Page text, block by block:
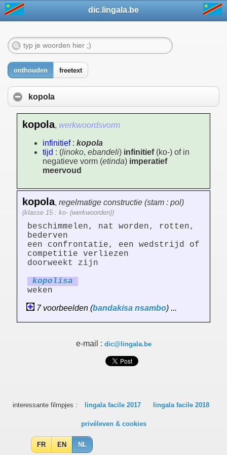
dic.lingala.be
onthouden freetext
kopola
kopola, werkwoordsvorm
infinitief: kopola
tijd : (linoko, ebandeli) infinitief(ko-) of in
negatieve vorm (etinda) imperatief
meervoud
kopola, regelmatige constructie (stam : pol)
(klasse 15 : ko- (werkwoorden))
beschimmelen, nat worden, rotten,
bederven
een confrontatie, een wedstrijd of
competitie verliezen
doorweekt zijn
kopolisa
weken
7 voorbeelden (bandakisa nsambo) ...
e-mail : dic@lingala.be
interessante filmpjes : lingala facile 2017 lingala facile 2018
privéleven & cookies
FR EN NL